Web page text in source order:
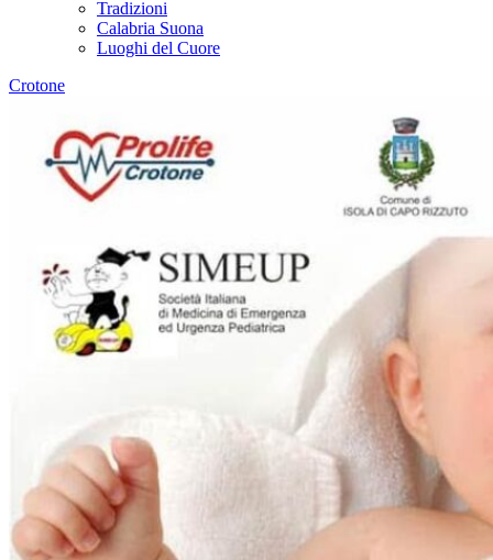
Tradizioni
Calabria Suona
Luoghi del Cuore
Crotone